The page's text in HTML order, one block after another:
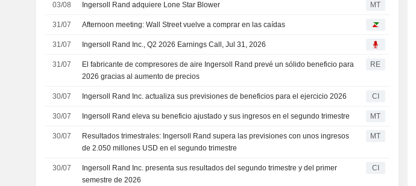
03/08 Ingersoll Rand adquiere Lone Star Blower MT
31/07 Afternoon meeting: Wall Street vuelve a comprar en las caídas
31/07 Ingersoll Rand Inc., Q2 2026 Earnings Call, Jul 31, 2026
31/07
El fabricante de compresores de aire Ingersoll Rand prevé un sólido beneficio para
2026 gracias al aumento de precios
RE
30/07 Ingersoll Rand Inc. actualiza sus previsiones de beneficios para el ejercicio 2026 CI
30/07 Ingersoll Rand eleva su beneficio ajustado y sus ingresos en el segundo trimestre MT
30/07
Resultados trimestrales: Ingersoll Rand supera las previsiones con unos ingresos
de 2.050 millones USD en el segundo trimestre
MT
30/07
Ingersoll Rand Inc. presenta sus resultados del segundo trimestre y del primer
semestre de 2026
CI